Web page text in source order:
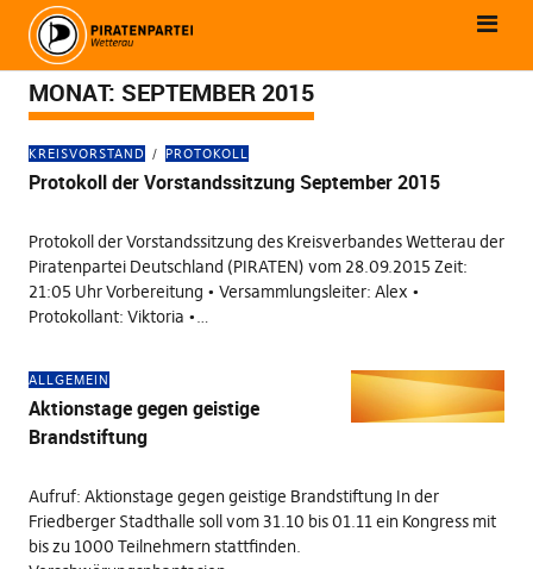
MONAT: SEPTEMBER 2015
KREISVORSTAND PROTOKOLL
Protokoll der Vorstandssitzung September 2015
Protokoll der Vorstandssitzung des Kreisverbandes Wetterau der
Piratenpartei Deutschland (PIRATEN) vom 28.09.2015 Zeit:
21:05 Uhr Vorbereitung • Versammlungsleiter: Alex •
Protokollant: Viktoria •…
ALLGEMEIN
Aktionstage gegen geistige
Brandstiftung
Aufruf: Aktionstage gegen geistige Brandstiftung In der
Friedberger Stadthalle soll vom 31.10 bis 01.11 ein Kongress mit
bis zu 1000 Teilnehmern stattfinden.